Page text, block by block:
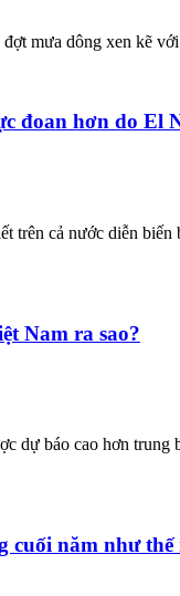
mưa dông xen kẽ
đoan hơn do El
cả nước diễn
Nam ra sao?
dự báo cao hơn
cuối năm như thế